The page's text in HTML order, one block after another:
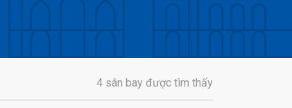
4 sân bay được tìm thấy